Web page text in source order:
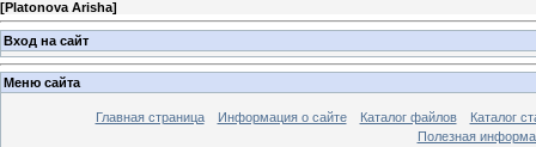
[Platonova Arisha]
Вход на сайт
Меню сайта
Главная страница Информация о сайте Каталог файлов
Каталог
Полезная